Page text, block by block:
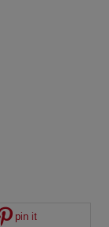
pin it